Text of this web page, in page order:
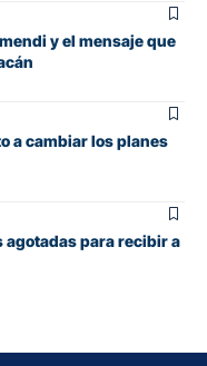
y el mensaje que
a cambiar los planes
agotadas para recibir a